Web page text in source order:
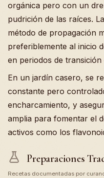
orgánica pero con un
pudrición de las raíces.
método de propagación
preferiblemente al inicio
en periodos de transición
En un jardín casero, se
constante pero
encharcamiento, y
amplia para fomentar el
activos como los
Preparaciones
Recetas documentadas por